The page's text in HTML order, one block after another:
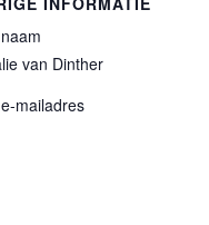
van Dinther
mailadres